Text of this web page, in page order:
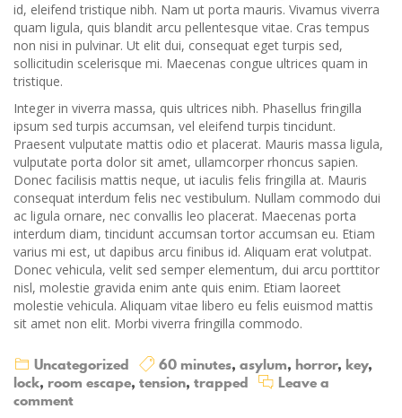
id, eleifend tristique nibh. Nam ut porta mauris. Vivamus viverra
quam ligula, quis blandit arcu pellentesque vitae. Cras tempus
non nisi in pulvinar. Ut elit dui, consequat eget turpis sed,
sollicitudin scelerisque mi. Maecenas congue ultrices quam in
tristique.
Integer in viverra massa, quis ultrices nibh. Phasellus fringilla
ipsum sed turpis accumsan, vel eleifend turpis tincidunt.
Praesent vulputate mattis odio et placerat. Mauris massa ligula,
vulputate porta dolor sit amet, ullamcorper rhoncus sapien.
Donec facilisis mattis neque, ut iaculis felis fringilla at. Mauris
consequat interdum felis nec vestibulum. Nullam commodo dui
ac ligula ornare, nec convallis leo placerat. Maecenas porta
interdum diam, tincidunt accumsan tortor accumsan eu. Etiam
varius mi est, ut dapibus arcu finibus id. Aliquam erat volutpat.
Donec vehicula, velit sed semper elementum, dui arcu porttitor
nisl, molestie gravida enim ante quis enim. Etiam laoreet
molestie vehicula. Aliquam vitae libero eu felis euismod mattis
sit amet non elit. Morbi viverra fringilla commodo.
Uncategorized 60 minutes, asylum, horror, key,
lock, room escape, tension, trapped
Leave a
comment